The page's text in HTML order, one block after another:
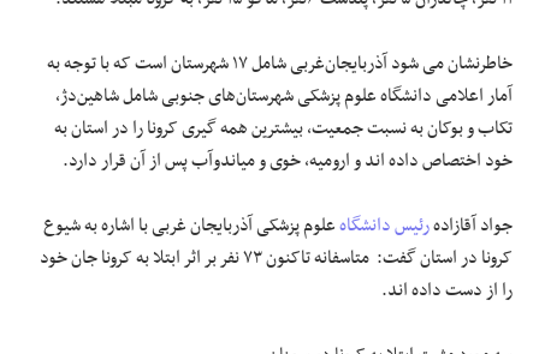
خاطرنشان می شود آذربایجان‌غربی شامل ۱۷ شهرستان است که با توجه به
آمار اعلامی دانشگاه علوم پزشکی شهرستان‌های جنوبی شامل شاهین‌دژ،
تکاب و بوکان به نسبت جمعیت، بیشترین همه گیری کرونا را در استان به
خود اختصاص داده اند و ارومیه، خوی و میاندوآب پس از آن قرار دارد.‌
جواد آقازادهرئیس دانشگاهعلوم پزشکی آذربایجان غربی با اشاره به شیوع
کرونا در استان گفت: متاسفانه تاکنون ۷۳ نفر بر اثر ابتلا به کرونا جان خود
را از دست داده اند.